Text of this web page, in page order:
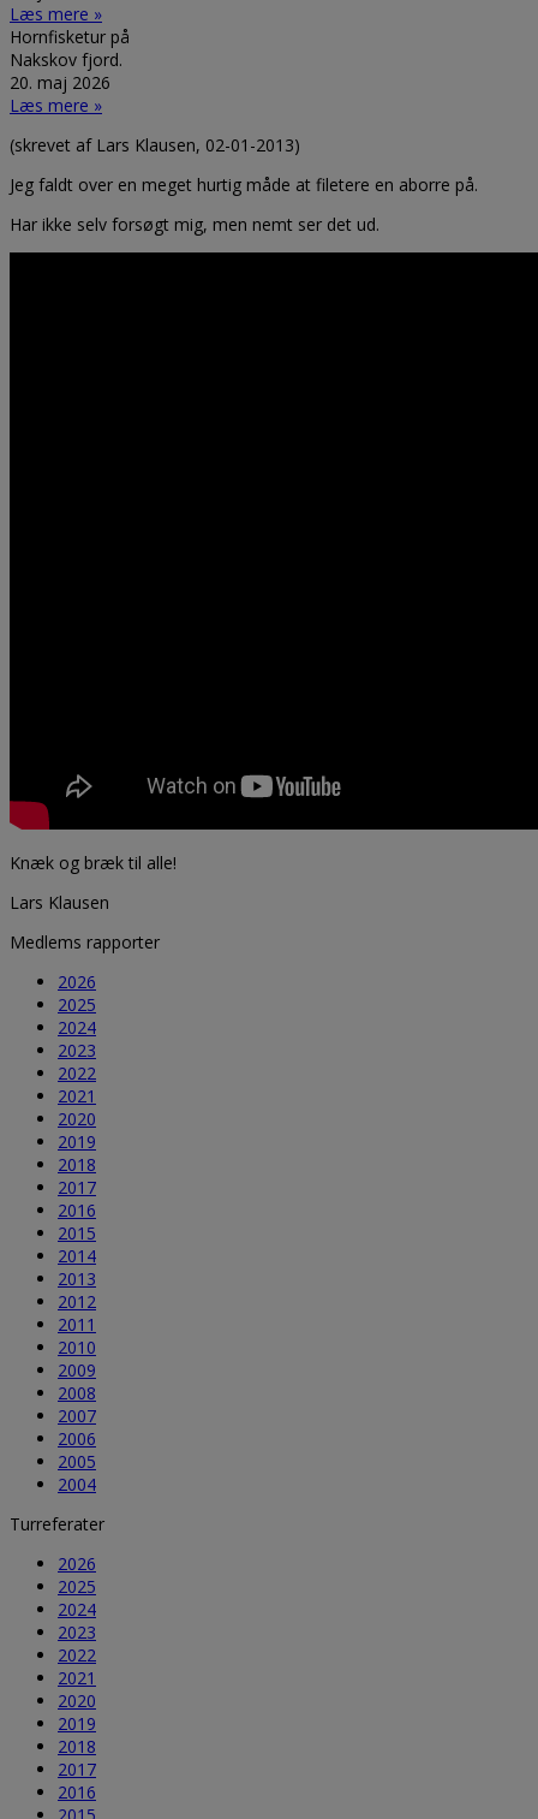
Læs mere »
Hornfisketur på
Nakskov fjord.
20. maj 2026
Læs mere »
(skrevet af Lars Klausen, 02-01-2013)
Jeg faldt over en meget hurtig måde at filetere en aborre på.
Har ikke selv forsøgt mig, men nemt ser det ud.
Knæk og bræk til alle!
Lars Klausen
Medlems rapporter
2026
2025
2024
2023
2022
2021
2020
2019
2018
2017
2016
2015
2014
2013
2012
2011
2010
2009
2008
2007
2006
2005
2004
Turreferater
2026
2025
2024
2023
2022
2021
2020
2019
2018
2017
2016